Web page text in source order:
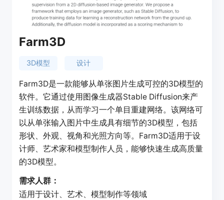
Farm3D
3D模型 设计
Farm3D是一款能够从单张图片生成可控的3D模型的
软件。它通过使用图像生成器Stable Diffusion来产
生训练数据，从而学习一个单目重建网络。该网络可
以从单张输入图片中生成具有细节的3D模型，包括
形状、外观、视角和光照方向等。Farm3D适用于设
计师、艺术家和模型制作人员，能够快速生成高质量
的3D模型。
需求人群：
适用于设计、艺术、模型制作等领域